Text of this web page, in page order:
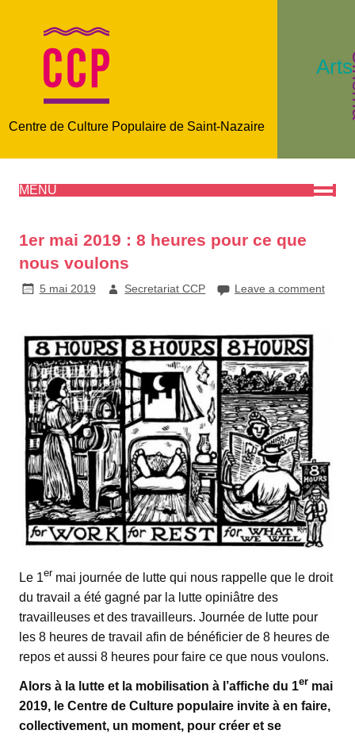
Centre de Culture Populaire de Saint-Nazaire
MENU
1er mai 2019 : 8 heures pour ce que
nous voulons
5 mai 2019 Secretariat CCP Leave a comment
Le 1er mai journée de lutte qui nous rappelle que le droit
du travail a été gagné par la lutte opiniâtre des
travailleuses et des travailleurs. Journée de lutte pour
les 8 heures de travail afin de bénéficier de 8 heures de
repos et aussi 8 heures pour faire ce que nous voulons.
Alors à la lutte et la mobilisation à l’affiche du 1er mai
2019, le Centre de Culture populaire invite à en faire,
collectivement, un moment, pour créer et se